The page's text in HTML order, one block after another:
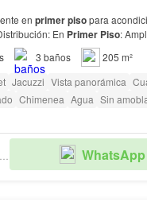
en primerpisopara
En Primer Piso:
sala con chimenea,
3 baños
205 m²
Jacuzzi Vista panorámica
Chimenea Agua Sin
SERPA TOVAR WhatsApp